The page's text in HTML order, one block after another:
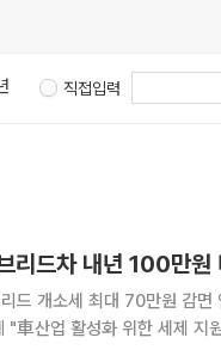
직접입력
리드차 내년 100만원
드 개소세 최대 70만원 감
활성화 위한 세제 지원 필요" 국내 자동차 시장의 판매를 떠받치